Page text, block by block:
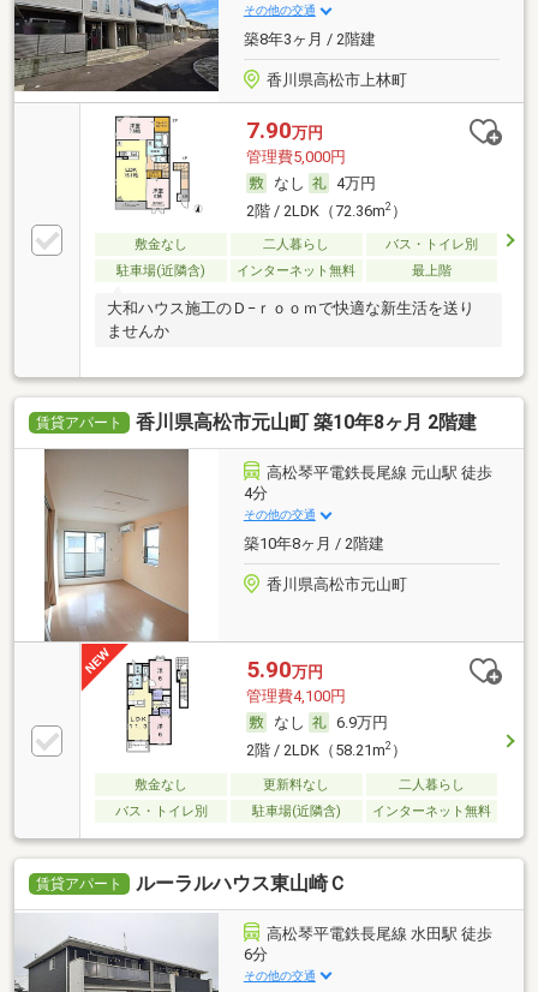
その他の交通
築8年3ヶ月 / 2階建
香川県高松市上林町
7.90万円
管理費5,000円
なし
4万円
2階 / 2LDK（72.36m2）
敷金なし 二人暮らし
バス・トイレ別
駐車場(近隣含)
インターネット無料 最上階
大和ハウス施工のＤ−ｒｏｏｍで快適な新生活を送り
ませんか
賃貸アパート 香川県高松市元山町 築10年8ヶ月 2階建
高松琴平電鉄長尾線 元山駅 徒歩
4分
その他の交通
築10年8ヶ月 / 2階建
香川県高松市元山町
5.90万円
管理費4,100円
なし
6.9万円
2階 / 2LDK（58.21m2）
敷金なし 更新料なし
二人暮らし
バス・トイレ別
駐車場(近隣含) インターネット無料
賃貸アパート ルーラルハウス東山崎Ｃ
高松琴平電鉄長尾線 水田駅 徒歩
6分
その他の交通